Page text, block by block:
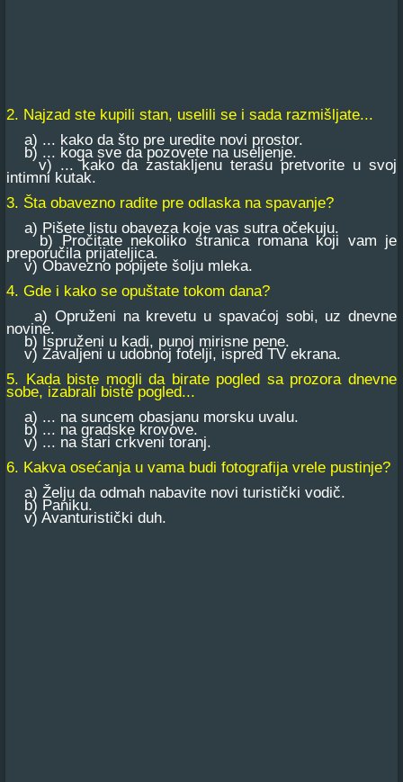
2. Najzad ste kupili stan, uselili se i sada razmišljate...
a) ... kako da što pre uredite novi prostor.
b) ... koga sve da pozovete na useljenje.
v) ... kako da zastakljenu terasu pretvorite u svoj
intimni kutak.
3. Šta obavezno radite pre odlaska na spavanje?
a) Pišete listu obaveza koje vas sutra očekuju.
b) Pročitate nekoliko stranica romana koji vam je
preporučila prijateljica.
v) Obavezno popijete šolju mleka.
4. Gde i kako se opuštate tokom dana?
a) Opruženi na krevetu u spavaćoj sobi, uz dnevne
novine.
b) Ispruženi u kadi, punoj mirisne pene.
v) Zavaljeni u udobnoj fotelji, ispred TV ekrana.
5. Kada biste mogli da birate pogled sa prozora dnevne
sobe, izabrali biste pogled...
a) ... na suncem obasjanu morsku uvalu.
b) ... na gradske krovove.
v) ... na stari crkveni toranj.
6. Kakva osećanja u vama budi fotografija vrele pustinje?
a) Želju da odmah nabavite novi turistički vodič.
b) Paniku.
v) Avanturistički duh.